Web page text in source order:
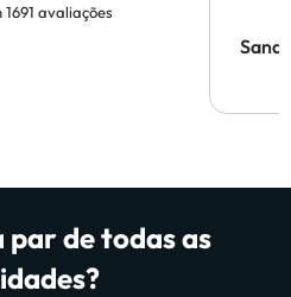
avaliações
de todas as